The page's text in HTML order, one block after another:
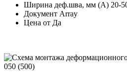
Ширина деф.шва, мм (А) 20-
Документ Array
Цена от Да